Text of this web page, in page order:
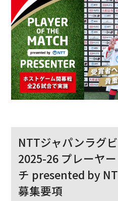
NTTジャパンラグ
2025-26 プレーヤ
チ presented by
募集要項